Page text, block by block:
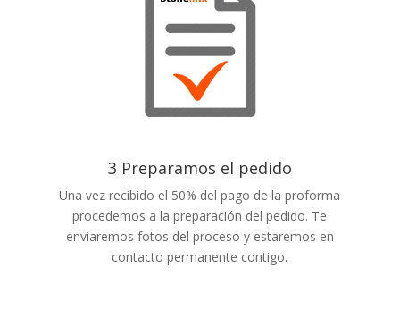
3 Preparamos el pedido
Una vez recibido el 50% del pago de la proforma
procedemos a la preparación del pedido. Te
enviaremos fotos del proceso y estaremos en
contacto permanente contigo.